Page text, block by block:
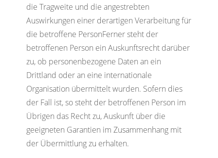
die Tragweite und die angestrebten
Auswirkungen einer derartigen Verarbeitung für
die betroffene PersonFerner steht der
betroffenen Person ein Auskunftsrecht darüber
zu, ob personenbezogene Daten an ein
Drittland oder an eine internationale
Organisation übermittelt wurden. Sofern dies
der Fall ist, so steht der betroffenen Person im
Übrigen das Recht zu, Auskunft über die
geeigneten Garantien im Zusammenhang mit
der Übermittlung zu erhalten.